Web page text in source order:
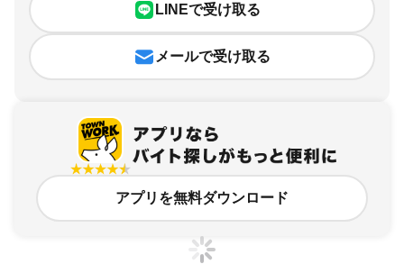
LINEで受け取る
メールで受け取る
アプリを無料ダウンロード